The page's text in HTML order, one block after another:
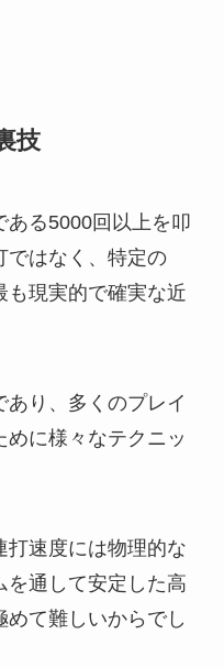
技
ある5000回以上を叩
ではなく、特定の
も現実的で確実な近
あり、多くのプレイ
に様々なテクニッ
打速度には物理的な
を通して安定した高
て難しいからでし